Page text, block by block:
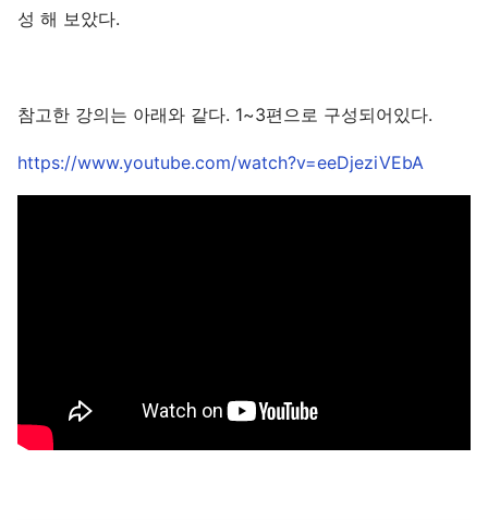
성 해 보았다.
참고한 강의는 아래와 같다. 1~3편으로 구성되어있다.
https://www.youtube.com/watch?v=eeDjeziVEbA